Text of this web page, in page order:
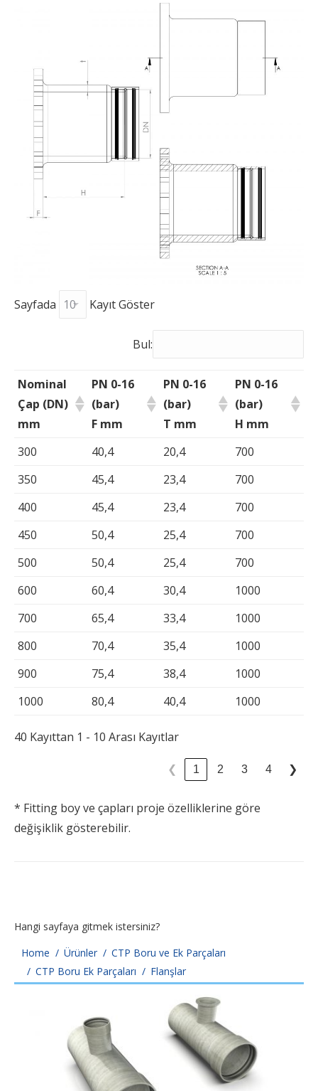
Sayfada Kayıt Göster
Bul:
Nominal
Çap (DN)
mm
PN 0-16
(bar)
F mm
PN 0-16
(bar)
T mm
PN 0-16
(bar)
H mm
300
40,4 20,4
700
350
45,4 23,4
700
400
45,4 23,4
700
450
50,4 25,4
700
500
50,4 25,4
700
600
60,4 30,4
1000
700
65,4 33,4
1000
800
70,4 35,4
1000
900
75,4 38,4
1000
1000
80,4 40,4 1000
40 Kayıttan 1 - 10 Arası Kayıtlar
❮ 1 2 3 4 ❯
* Fitting boy ve çapları proje özelliklerine göre
değişiklik gösterebilir.
Hangi sayfaya gitmek istersiniz?
Home Ürünler
CTP Boru ve Ek Parçaları
CTP Boru Ek Parçaları
Flanşlar